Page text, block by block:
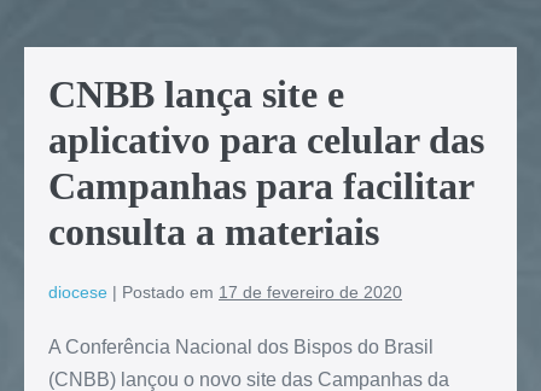
CNBB lança site e
aplicativo para celular das
Campanhas para facilitar
consulta a materiais
diocese | Postado em 17 de fevereiro de 2020
A Conferência Nacional dos Bispos do Brasil
(CNBB) lançou o novo site das Campanhas da